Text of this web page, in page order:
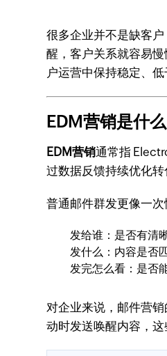
很多企业并不是缺客
醒，客户关系就容易
户运营中保持稳定、低
EDM营销是什
EDM营销通常指
过数据反馈持续优化转
普通邮件群发更像一
发给谁：是否有清
发什么：内容是否
发完怎么看：是否
对企业来说，邮件营
动时发送唤醒内容，这